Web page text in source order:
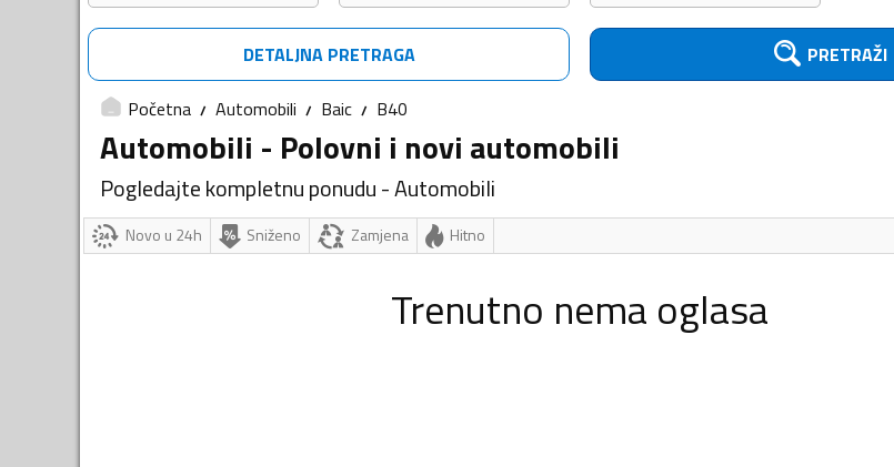
DETALJNA PRETRAGA PRETRAŽI
Početna Automobili Baic B40
Automobili - Polovni i novi automobili
Pogledajte kompletnu ponudu - Automobili
Novo u 24h Sniženo Zamjena Hitno
Trenutno nema oglasa